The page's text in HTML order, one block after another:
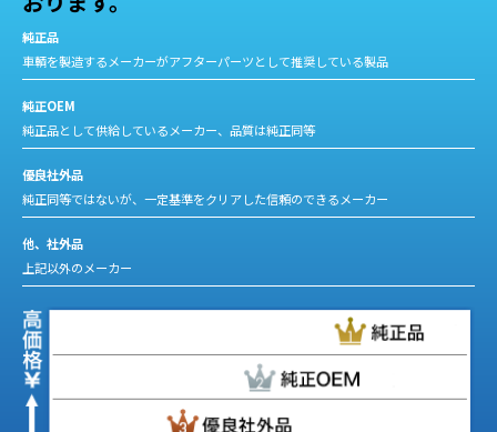
純正品
車輌を製造するメーカーがアフターパーツとして推奨している製品
純正OEM
純正品として供給しているメーカー、品質は純正同等
優良社外品
純正同等ではないが、一定基準をクリアした信頼のできるメーカー
他、社外品
上記以外のメーカー